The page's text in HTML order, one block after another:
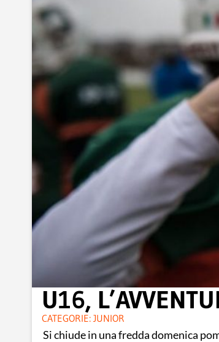
U16,
CATEGORIE: JUNIOR
Si chiude in una fredda domenica